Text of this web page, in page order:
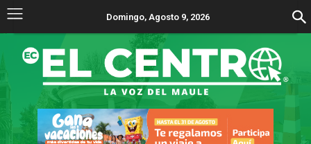
Domingo, Agosto 9, 2026